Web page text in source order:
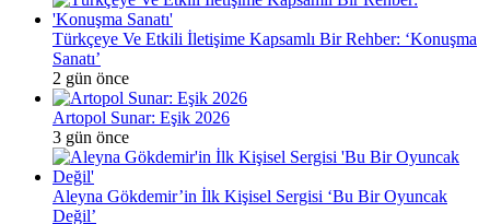
Türkçeye Ve Etkili İletişime Kapsamlı Bir Rehber: ‘Konuşma
Sanatı’
2 gün önce
Artopol Sunar: Eşik 2026
3 gün önce
Aleyna Gökdemir’in İlk Kişisel Sergisi ‘Bu Bir Oyuncak
Değil’